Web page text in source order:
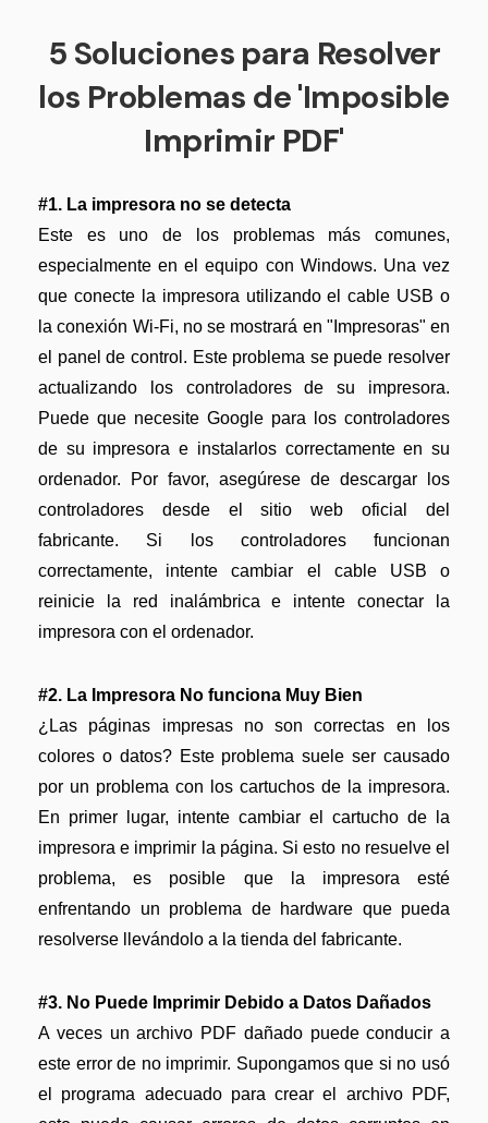
Publicación
Freelancer
Explorar todas las características
Guía del usuario
PDFelement para Windows
PDFelement para Mac
PDFelement para Android
Explorar más
Edita y personaliza plantillas gratuitas.
Descuento educativo
Adquiere PDFelement con descuento académico.
Centro de descargas
Descarga las herramientas de PDF.
Actualización
5 Soluciones para Resolver
los Problemas de 'Imposible
Imprimir PDF'
#1. La impresora no se detecta
Este es uno de los problemas más comunes,
especialmente en el equipo con Windows. Una vez
que conecte la impresora utilizando el cable USB o
la conexión Wi-Fi, no se mostrará en "Impresoras" en
el panel de control. Este problema se puede resolver
actualizando los controladores de su impresora.
Puede que necesite Google para los controladores
de su impresora e instalarlos correctamente en su
ordenador. Por favor, asegúrese de descargar los
controladores desde el sitio web oficial del
fabricante. Si los controladores funcionan
correctamente, intente cambiar el cable USB o
reinicie la red inalámbrica e intente conectar la
impresora con el ordenador.
#2. La Impresora No funciona Muy Bien
¿Las páginas impresas no son correctas en los
colores o datos? Este problema suele ser causado
por un problema con los cartuchos de la impresora.
En primer lugar, intente cambiar el cartucho de la
impresora e imprimir la página. Si esto no resuelve el
problema, es posible que la impresora esté
enfrentando un problema de hardware que pueda
resolverse llevándolo a la tienda del fabricante.
#3. No Puede Imprimir Debido a Datos Dañados
A veces un archivo PDF dañado puede conducir a
este error de no imprimir. Supongamos que si no usó
el programa adecuado para crear el archivo PDF,